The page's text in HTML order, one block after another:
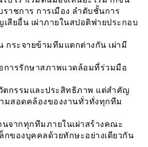
าชการ การเมือง ลำดับชั้นการ
สียอื่น เผ่าภายในสปอติฟายประกอบ
กระจายข้ามทีมแตกต่างกัน เผ่ามี
การรักษาสภาพแวดล้อมที่ร่วมมือ
ตกรรมและประสิทธิภาพ แต่สำคัญ
มสอดคล้องของงานทั่วทั่งทุกทีม
นจากทุกทีมภายในเผ่าสร้างคณะ
กของบุคคลด้วยทักษะอย่างเดียวกัน